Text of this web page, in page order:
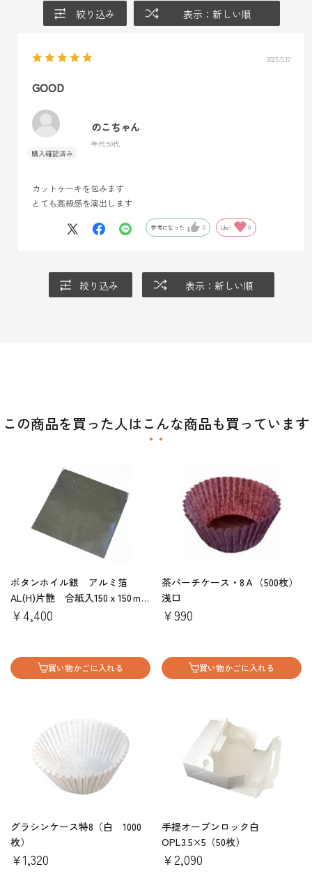
絞り込み 表示：新しい順
2025.5.12
GOOD
のこちゃん
年代:50代
カットケーキを包みます
とても高級感を演出します
参考になった 0 Like! 0
絞り込み 表示：新しい順
この商品を買った人はこんな商品も買っています
ボタンホイル銀 アルミ箔
AL(H)片艶 合紙入150ｘ150ｍ
ｍ（1000枚）
￥4,400
買い物かごに入れる
茶パーチケース・8Ａ（500枚）
浅口
￥990
買い物かごに入れる
グラシンケース特8（白 1000
枚）
￥1,320
手提オープンロック白
OPL3.5×5（50枚）
￥2,090